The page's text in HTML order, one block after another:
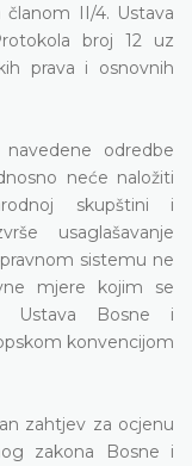
II/4. Ustava
broj 12 uz
prava i osnovnih
odredbe
neće naložiti
skupštini i
usaglašavanje
sistemu ne
mjere kojim se
Ustava Bosne i
konvencijom
zahtjev za ocjenu
zakona Bosne i